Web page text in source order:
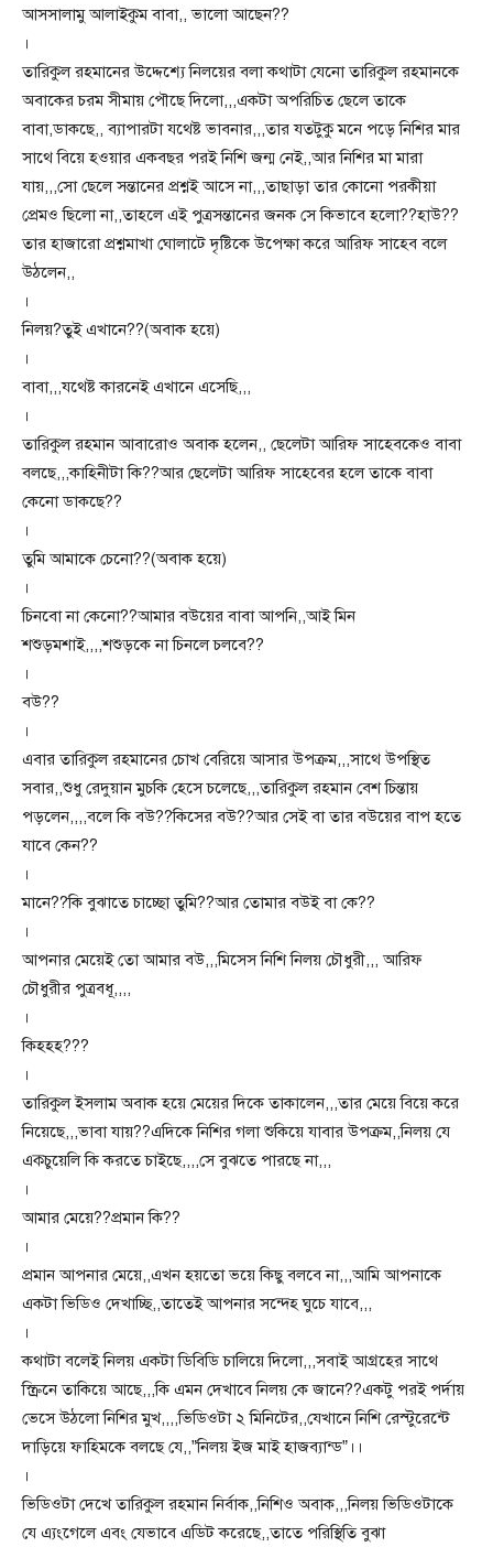
আসসালামু আলাইকুম বাবা,, ভালো আছেন??
।
তারিকুল রহমানের উদ্দেশ্যে নিলয়ের বলা কথাটা যেনো তারিকুল রহমানকে
অবাকের চরম সীমায় পৌছে দিলো,,,একটা অপরিচিত ছেলে তাকে
বাবা,ডাকছে,, ব্যাপারটা যথেষ্ট ভাবনার,,,তার যতটুকু মনে পড়ে নিশির মার
সাথে বিয়ে হওয়ার একবছর পরই নিশি জন্ম নেই,,আর নিশির মা মারা
যায়,,,সো ছেলে সন্তানের প্রশ্নই আসে না,,,তাছাড়া তার কোনো পরকীয়া
প্রেমও ছিলো না,,তাহলে এই পুত্রসন্তানের জনক সে কিভাবে হলো??হাউ??
তার হাজারো প্রশ্নমাখা ঘোলাটে দৃষ্টিকে উপেক্ষা করে আরিফ সাহেব বলে
উঠলেন,,
।
নিলয়?তুই এখানে??(অবাক হয়ে)
।
বাবা,,,যথেষ্ট কারনেই এখানে এসেছি,,,
।
তারিকুল রহমান আবারোও অবাক হলেন,, ছেলেটা আরিফ সাহেবকেও বাবা
বলছে,,,কাহিনীটা কি??আর ছেলেটা আরিফ সাহেবের হলে তাকে বাবা
কেনো ডাকছে??
।
তুমি আমাকে চেনো??(অবাক হয়ে)
।
চিনবো না কেনো??আমার বউয়ের বাবা আপনি,,আই মিন
শশুড়মশাই,,,,শশুড়কে না চিনলে চলবে??
।
বউ??
।
এবার তারিকুল রহমানের চোখ বেরিয়ে আসার উপক্রম,,,সাথে উপস্থিত
সবার,,শুধু রেদুয়ান মুচকি হেসে চলেছে,,,তারিকুল রহমান বেশ চিন্তায়
পড়লেন,,,,বলে কি বউ??কিসের বউ??আর সেই বা তার বউয়ের বাপ হতে
যাবে কেন??
।
মানে??কি বুঝাতে চাচ্ছো তুমি??আর তোমার বউই বা কে??
।
আপনার মেয়েই তো আমার বউ,,,মিসেস নিশি নিলয় চৌধুরী,,, আরিফ
চৌধুরীর পুত্রবধূ,,,,
।
কিহহহ???
।
তারিকুল ইসলাম অবাক হয়ে মেয়ের দিকে তাকালেন,,,তার মেয়ে বিয়ে করে
নিয়েছে,,,ভাবা যায়??এদিকে নিশির গলা শুকিয়ে যাবার উপক্রম,,নিলয় যে
এক্চুয়েলি কি করতে চাইছে,,,,সে বুঝতে পারছে না,,,
।
আমার মেয়ে??প্রমান কি??
।
প্রমান আপনার মেয়ে,,এখন হয়তো ভয়ে কিছু বলবে না,,,আমি আপনাকে
একটা ভিডিও দেখাচ্ছি,,তাতেই আপনার সন্দেহ ঘুচে যাবে,,,
।
কথাটা বলেই নিলয় একটা ডিবিডি চালিয়ে দিলো,,,সবাই আগ্রহের সাথে
স্ক্রিনে তাকিয়ে আছে,,,কি এমন দেখাবে নিলয় কে জানে??একটু পরই পর্দায়
ভেসে উঠলো নিশির মুখ,,,,ভিডিওটা ২ মিনিটের,,যেখানে নিশি রেস্টুরেন্টে
দাড়িয়ে ফাহিমকে বলছে যে,,”নিলয় ইজ মাই হাজব্যান্ড”।।
।
ভিডিওটা দেখে তারিকুল রহমান নির্বাক,,নিশিও অবাক,,,নিলয় ভিডিওটাকে
যে এ্যংগেলে এবং যেভাবে এডিট করেছে,,তাতে পরিস্থিতি বুঝা